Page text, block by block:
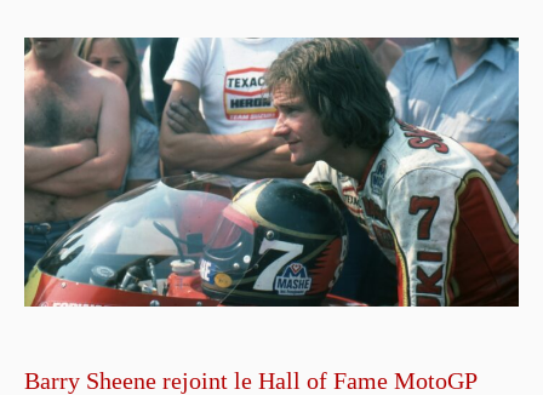
Barry Sheene rejoint le Hall of Fame MotoGP